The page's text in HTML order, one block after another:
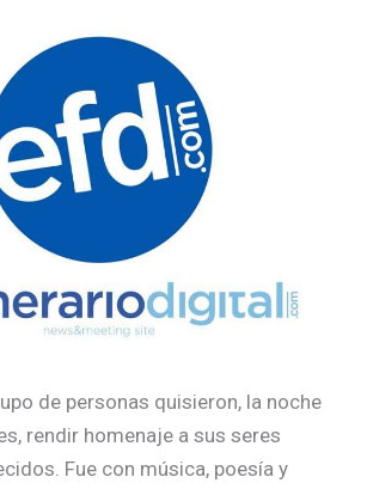
de personas quisieron, la noche
rendir homenaje a sus seres
Fue con música, poesía y